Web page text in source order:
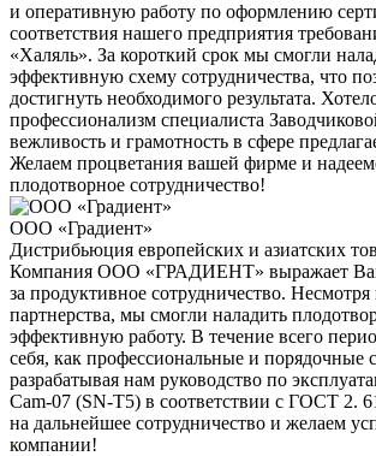
и оперативную работу по оформлению
соответствия нашего предприятия
«Халяль». За короткий срок мы смогли
эффективную схему сотрудничества, что
достигнуть необходимого результата.
профессионализм специалиста
вежливость и грамотность в сфере
Желаем процветания вашей фирме и
плодотворное сотрудничество!
ООО «Градиент»
Дистрибьюция европейских и азиатских
Компания ООО «ГРАДИЕНТ» выражает Вам
за продуктивное сотрудничество.
партнерства, мы смогли наладить
эффективную работу. В течение всего
себя, как профессиональные и порядочные
разрабатывая нам руководство по
Cam-07 (SN-T5) в соответствии с ГОСТ 2.
на дальнейшее сотрудничество и желаем
компании!